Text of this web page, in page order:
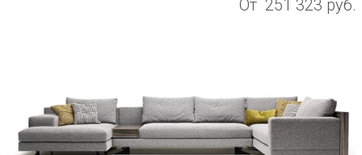
От 251 323 руб.